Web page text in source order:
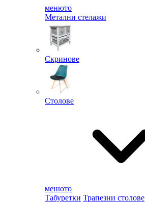
менюто
Метални стелажи
Скринове
Столове
менюто
Табуретки Трапезни столове